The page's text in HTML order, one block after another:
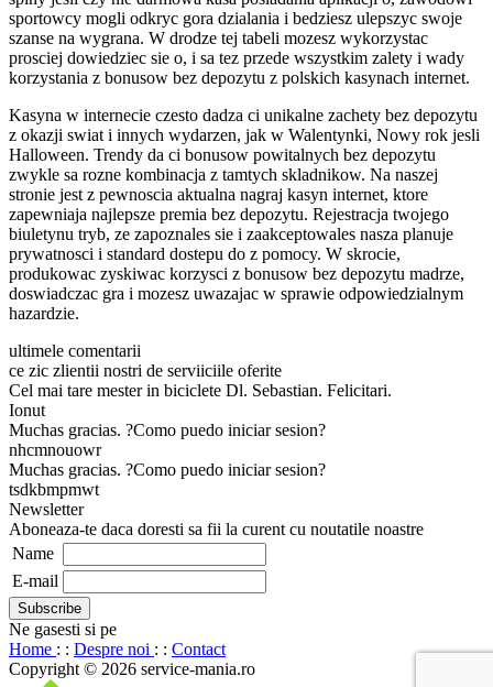
sportowcy mogli odkryc gora dzialania i bedziesz ulepszyc swoje
szanse na wygrana. W drodze tej tabeli mozesz wykorzystac
prosciej dowiedziec sie o, i sa tez przede wszystkim zalety i wady
korzystania z bonusow bez depozytu z polskich kasynach internet.
Kasyna w internecie czesto dadza ci unikalne zachety bez depozytu
z okazji swiat i innych wydarzen, jak w Walentynki, Nowy rok jesli
Halloween. Trendy da ci bonusow powitalnych bez depozytu
zwykle sa rozne kombinacja z tamtych skladnikow. Na naszej
stronie jest z pewnoscia aktualna nagraj kasyn internet, ktore
zapewniaja najlepsze premia bez depozytu. Rejestracja twojego
biuletynu tryb, ze zapoznales sie i zaakceptowales nasza planuje
prywatnosci i standard dostepu do z pomocy. W skrocie,
produkowac zyskiwac korzysci z bonusow bez depozytu madrze,
doswiadczac gra i mozesz uwazajac w sprawie odpowiedzialnym
hazardzie.
ultimele comentarii
ce zic zlientii nostri de serviiciile oferite
Cel mai tare mester in biciclete Dl. Sebastian. Felicitari.
Ionut
Muchas gracias. ?Como puedo iniciar sesion?
nhcmnouowr
Muchas gracias. ?Como puedo iniciar sesion?
tsdkbmpmwt
Newsletter
Aboneaza-te daca doresti sa fii la curent cu noutatile noastre
Name
E-mail
Ne gasesti si pe
Home : : Despre noi : : Contact
Copyright © 2026 service-mania.ro